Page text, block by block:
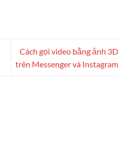
Cách gọi video bằng ảnh 3D
trên Messenger và Instagram